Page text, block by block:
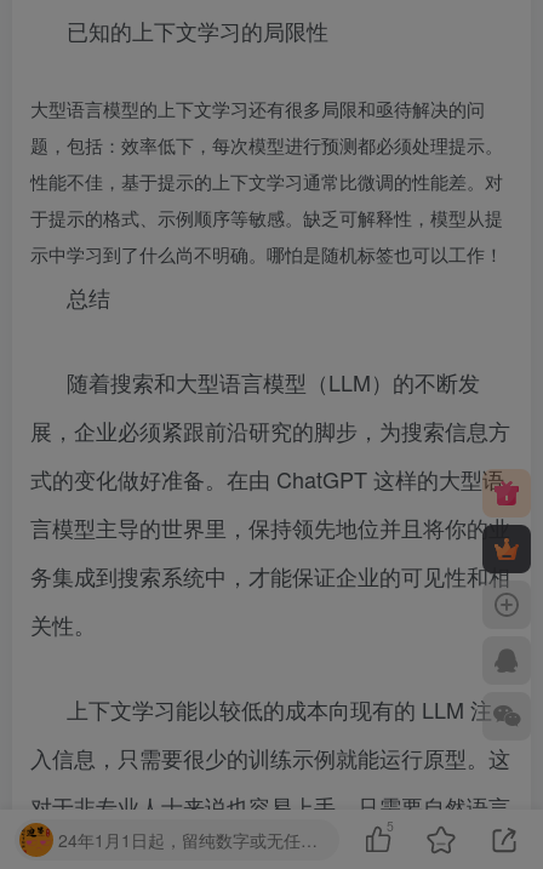
已知的上下文学习的局限性
大型语言模型的上下文学习还有很多局限和亟待解决的问
题，包括：效率低下，每次模型进行预测都必须处理提示。
性能不佳，基于提示的上下文学习通常比微调的性能差。对
于提示的格式、示例顺序等敏感。缺乏可解释性，模型从提
示中学习到了什么尚不明确。哪怕是随机标签也可以工作！
总结
随着搜索和大型语言模型（LLM）的不断发
展，企业必须紧跟前沿研究的脚步，为搜索信息方
式的变化做好准备。在由 ChatGPT 这样的大型语
言模型主导的世界里，保持领先地位并且将你的业
务集成到搜索系统中，才能保证企业的可见性和相
关性。
上下文学习能以较低的成本向现有的 LLM 注
入信息，只需要很少的训练示例就能运行原型。这
对于非专业人士来说也容易上手，只需要自然语言
接口即可。但是企业需要考虑将 LLM 用于商业的
24年1月1日起，留纯数字或无任何意义的字眼，第一次封禁1天，第二次7天，第三次永久！请勿提交无任何意义的字母串！
5